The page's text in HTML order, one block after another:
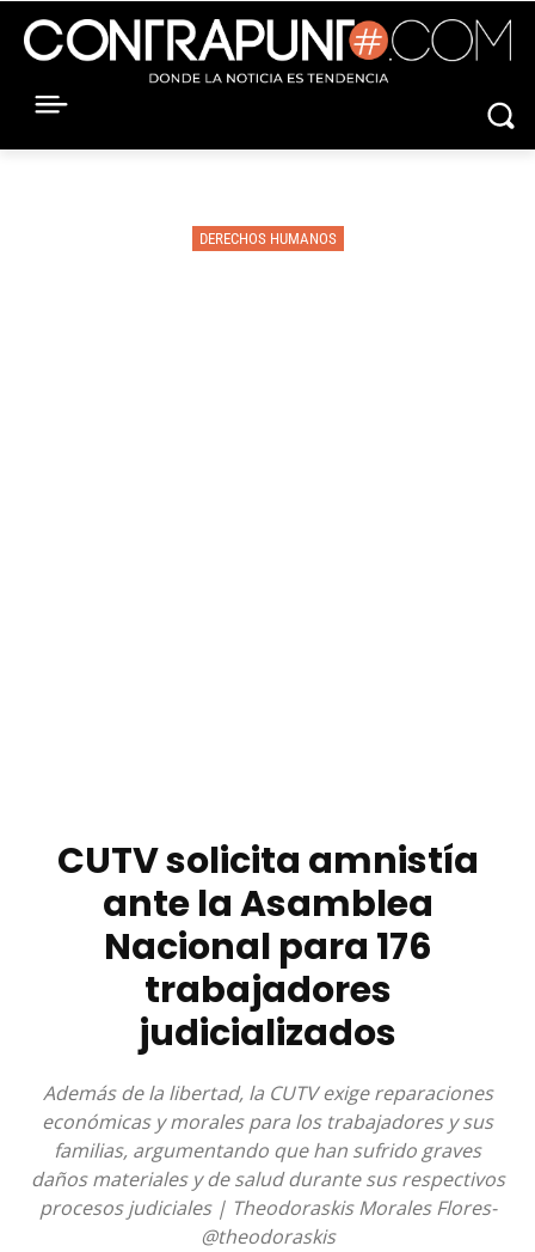
DERECHOS HUMANOS
CUTV solicita amnistía
ante la Asamblea
Nacional para 176
trabajadores
judicializados
Además de la libertad, la CUTV exige reparaciones
económicas y morales para los trabajadores y sus
familias, argumentando que han sufrido graves
daños materiales y de salud durante sus respectivos
procesos judiciales | Theodoraskis Morales Flores-
@theodoraskis